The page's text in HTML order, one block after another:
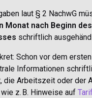
laut § 2 NachwG
Monat nach Beginn des
schriftlich
Schon vor dem
Informationen
die Arbeitszeit oder der
z. B. Hinweise auf